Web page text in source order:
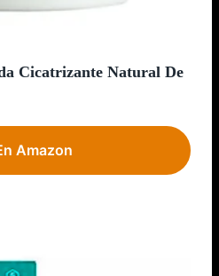
Cicatrizante Natural De
Amazon